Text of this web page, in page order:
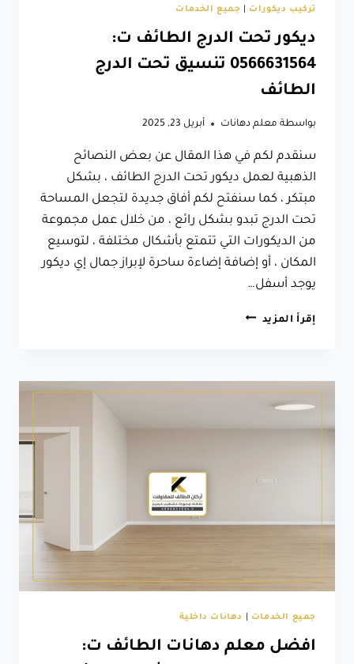
تركيب ديكورات جميع الخدمات
ديكور تحت الدرج الطائف ت:
0566631564 تنسيق تحت الدرج
الطائف
بواسطة معلم دهانات أبريل 23, 2025
سنقدم لكم في هذا المقال عن بعض النصائح
الذهبية لعمل ديكور تحت الدرج الطائف ، بشكل
مبتكر ، كما سنفتح لكم أفاق جديدة لتجعل المساحة
تحت الدرج تبدو بشكل رائع ، من خلال عمل مجموعة
من الديكورات التي تتمتع بأشكال مختلفة ، لتوسيع
المكان ، أو إضافة إضاءة ساحرة لإبراز جمال إي ديكور
يوجد أسفل…
إقرأ المزيد ديكور
ت:
جميع الخدمات دهانات داخلية
افضل معلم دهانات الطائف ت: